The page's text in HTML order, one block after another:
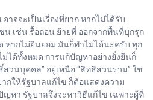
จจะเป็นเรื่องที่ยาก หากไม่ได้รับ
เช่น รื้อถอน ย้ายที่ ออกจากพื้นที่บุกรุก
หากไม่ยินยอม มันก็ทำไม่ได้นะครับ ทุก
ม่ได้ทั้งหมด การแก้ปัญหาอย่างยั่งยืนก็
ส่วนบุคคล” อยู่เหนือ “สิทธิส่วนรวม” ใช่
กให้รัฐบาลแก้ไข ก็ต้อแสดงความ
หา รัฐบาลจึงจะหาวิธีแก้ไข เฉพาะผู้ที่